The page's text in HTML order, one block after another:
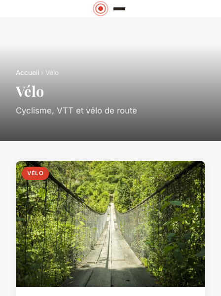
Accueil › Vélo
Vélo
Cyclisme, VTT et vélo de route
VÉLO